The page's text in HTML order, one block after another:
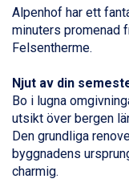
Ponte di
Sauze dOulx
Alleghe från
Arabba från
La Thuile från
Cervinia från
Saalbach från
Sölden från
Bad
Alpenhof har ett
minuters promenad
Felsentherme.
Njut av din
Bo i lugna
utsikt över bergen
Den grundliga
byggnadens
charmig.